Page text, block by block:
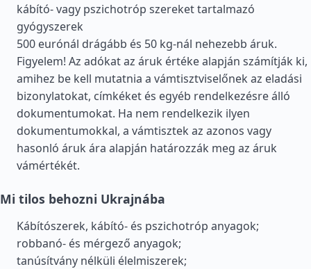
kábító- vagy pszichotróp szereket tartalmazó
gyógyszerek
500 eurónál drágább és 50 kg-nál nehezebb áruk.
Figyelem! Az adókat az áruk értéke alapján számítják ki,
amihez be kell mutatnia a vámtisztviselőnek az eladási
bizonylatokat, címkéket és egyéb rendelkezésre álló
dokumentumokat. Ha nem rendelkezik ilyen
dokumentumokkal, a vámtisztek az azonos vagy
hasonló áruk ára alapján határozzák meg az áruk
vámértékét.
Mi tilos behozni Ukrajnába
Kábítószerek, kábító- és pszichotróp anyagok;
robbanó- és mérgező anyagok;
tanúsítvány nélküli élelmiszerek;